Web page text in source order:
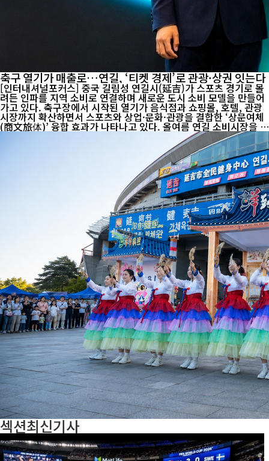
축구 열기가 매출로…연길, ‘티켓 경제’로 관광·상권 잇는다
[인터내셔널포커스] 중국 길림성 연길시(延吉)가 스포츠 경기로 몰
려든 인파를 지역 소비로 연결하며 새로운 도시 소비 모델을 만들어
가고 있다. 축구장에서 시작된 열기가 음식점과 쇼핑몰, 호텔, 관광
시장까지 확산하면서 스포츠와 상업·문화·관광을 결합한 ‘상문여체
(商文旅体)’ 융합 효과가 나타나고 있다. 올여름 연길 소비시장을 움
직인 중심에는 축구가 있다. 동북지역 축구대회가 흥행하면서 외지
관광객과 축구팬이 몰렸고, 경기장에서 선보인 연변 특유의 민속 응
과 응원은 짧은 동영상을 통해 빠르게 확산하며 새로운 지역 관광 콘
텐츠로 떠올랐다. 온라인의 관심은 실제 소비로도 이어졌다. 현지 명
태 전문 음식점에 따르면 올여름 방문객은 지난해 같은 기간보다 30
~40% 증가했으며 하루 명태 판매량도 70~80마리에 이른다. 옌...
섹션최신기사